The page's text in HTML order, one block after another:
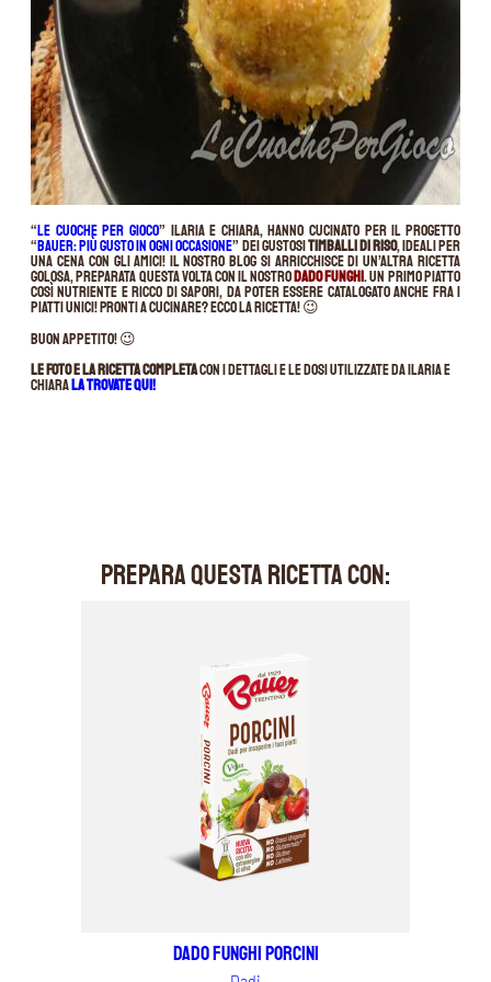
“Le cuoche per gioco” Ilaria e Chiara, hanno cucinato per il progetto
“Bauer: più gusto in ogni occasione” dei gustositimballi di riso, ideali per
una cena con gli amici! Il nostro blog si arricchisce di un’altra ricetta
golosa, preparata questa volta con il nostroDado Funghi. Un primo piatto
così nutriente e ricco di sapori, da poter essere catalogato anche fra i
piatti unici! Pronti a cucinare? Ecco la ricetta! 😉
Buon appetito! 😉
Le foto e la ricetta completacon i dettagli e le dosi utilizzate da Ilaria e
Chiarala trovate QUI!
PREPARA QUESTA RICETTA CON:
Dado Funghi Porcini